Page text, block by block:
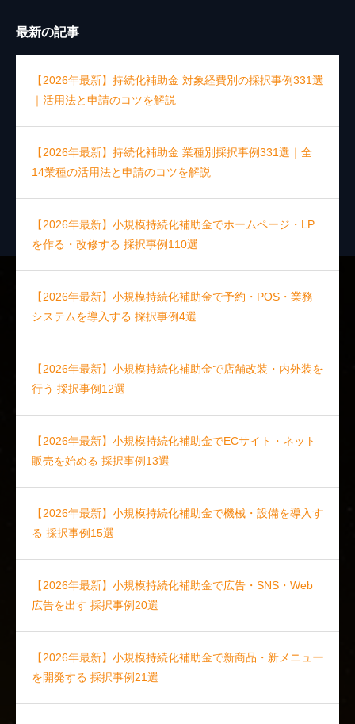
最新の記事
【2026年最新】持続化補助金 対象経費別の採択事例331選
｜活用法と申請のコツを解説
【2026年最新】持続化補助金 業種別採択事例331選｜全
14業種の活用法と申請のコツを解説
【2026年最新】小規模持続化補助金でホームページ・LP
を作る・改修する 採択事例110選
【2026年最新】小規模持続化補助金で予約・POS・業務
システムを導入する 採択事例4選
【2026年最新】小規模持続化補助金で店舗改装・内外装を
行う 採択事例12選
【2026年最新】小規模持続化補助金でECサイト・ネット
販売を始める 採択事例13選
【2026年最新】小規模持続化補助金で機械・設備を導入す
る 採択事例15選
【2026年最新】小規模持続化補助金で広告・SNS・Web
広告を出す 採択事例20選
【2026年最新】小規模持続化補助金で新商品・新メニュー
を開発する 採択事例21選